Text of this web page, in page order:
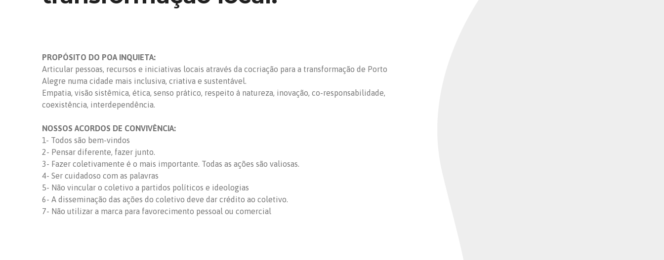
PROPÓSITO DO POA INQUIETA:
Articular pessoas, recursos e iniciativas locais através da cocriação para a transformação de Porto
Alegre numa cidade mais inclusiva, criativa e sustentável.
Empatia, visão sistêmica, ética, senso prático, respeito à natureza, inovação, co-responsabilidade,
coexistência, interdependência.
NOSSOS ACORDOS DE CONVIVÊNCIA:
1- Todos são bem-vindos
2- Pensar diferente, fazer junto.
3- Fazer coletivamente é o mais importante. Todas as ações são valiosas.
4- Ser cuidadoso com as palavras
5- Não vincular o coletivo a partidos políticos e ideologias
6- A disseminação das ações do coletivo deve dar crédito ao coletivo.
7- Não utilizar a marca para favorecimento pessoal ou comercial